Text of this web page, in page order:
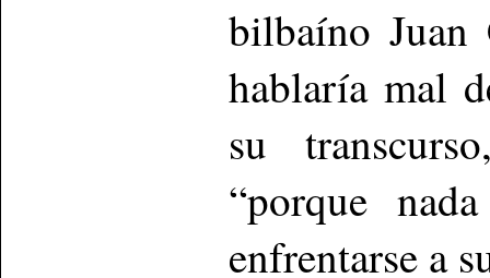
bilbaíno Juan
hablaría mal
su
“porque
enfrentarse a